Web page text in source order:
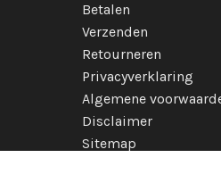
Betalen
Verzenden
Retourneren
Privacyverklaring
Algemene
Disclaimer
Sitemap